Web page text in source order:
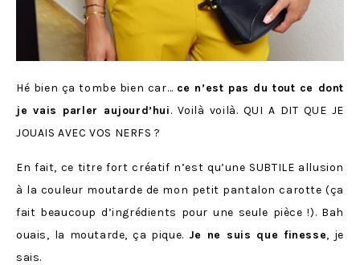
Hé bien ça tombe bien car… ce n’est pas du tout ce dont
je vais parler aujourd’hui. Voilà voilà. QUI A DIT QUE JE
JOUAIS AVEC VOS NERFS ?
En fait, ce titre fort créatif n’est qu’une SUBTILE allusion
à la couleur moutarde de mon petit pantalon carotte (ça
fait beaucoup d’ingrédients pour une seule pièce !). Bah
ouais, la moutarde, ça pique. Je ne suis que finesse, je
sais.